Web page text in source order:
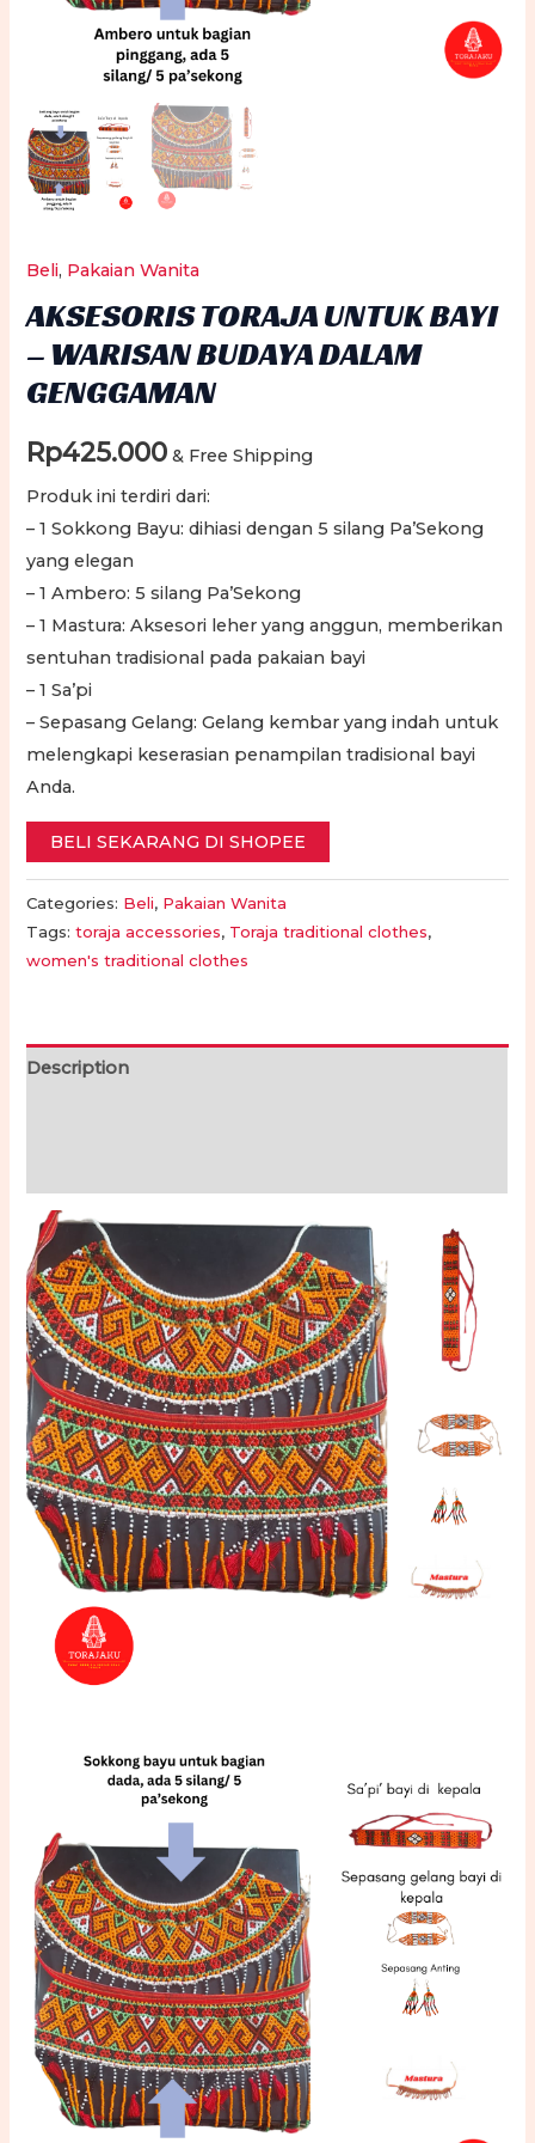
Beli, Pakaian Wanita
AKSESORIS TORAJA UNTUK BAYI
– WARISAN BUDAYA DALAM
GENGGAMAN
Rp425.000 & Free Shipping
Produk ini terdiri dari:
– 1 Sokkong Bayu: dihiasi dengan 5 silang Pa’Sekong
yang elegan
– 1 Ambero: 5 silang Pa’Sekong
– 1 Mastura: Aksesori leher yang anggun, memberikan
sentuhan tradisional pada pakaian bayi
– 1 Sa’pi
– Sepasang Gelang: Gelang kembar yang indah untuk
melengkapi keserasian penampilan tradisional bayi
Anda.
BELI SEKARANG DI SHOPEE
Categories: Beli, Pakaian Wanita
Tags:toraja accessories, Toraja traditional clothes,
women's traditional clothes
Description